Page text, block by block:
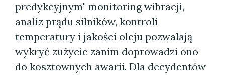
predykcyjnym" monitoring wibracji,
analiz prądu silników, kontroli
temperatury i jakości oleju pozwalają
wykryć zużycie zanim doprowadzi ono
do kosztownych awarii. Dla decydentów